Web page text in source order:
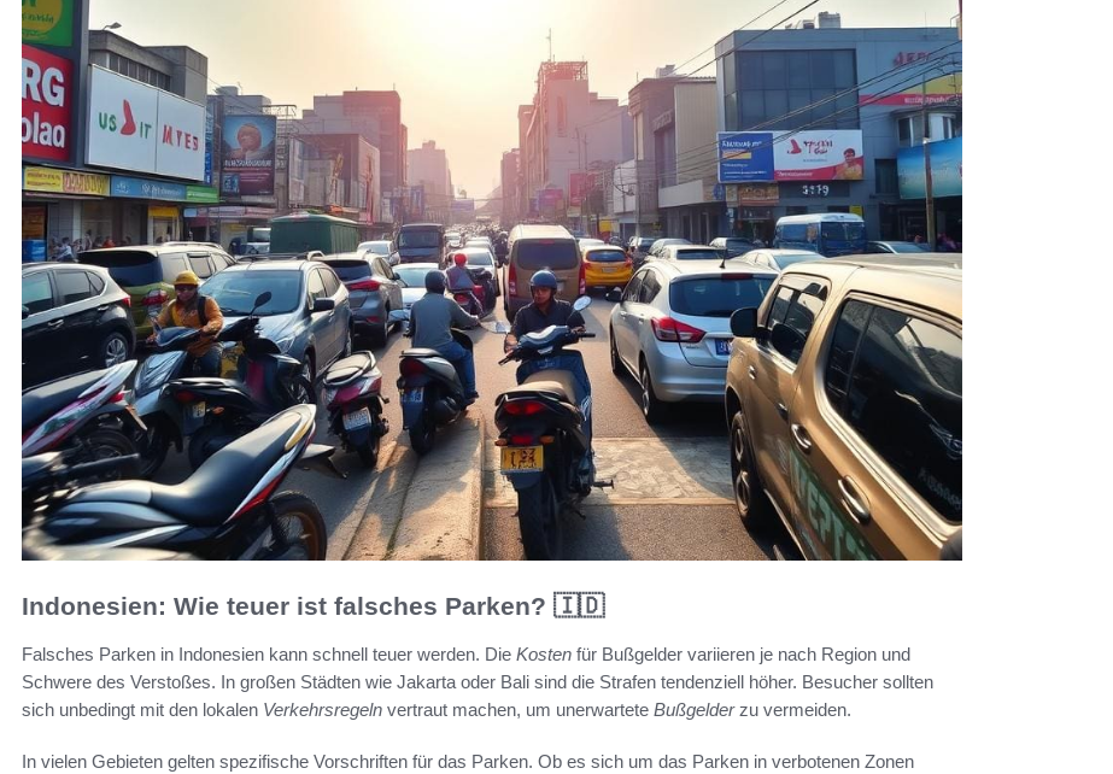
Indonesien: Wie teuer ist falsches Parken? 🇮🇩
Falsches Parken in Indonesien kann schnell teuer werden. Die Kosten für Bußgelder variieren je nach Region und
Schwere des Verstoßes. In großen Städten wie Jakarta oder Bali sind die Strafen tendenziell höher. Besucher sollten
sich unbedingt mit den lokalen Verkehrsregeln vertraut machen, um unerwartete Bußgelderzu vermeiden.
In vielen Gebieten gelten spezifische Vorschriften für das Parken. Ob es sich um das Parken in verbotenen Zonen